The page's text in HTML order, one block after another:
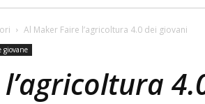
Al Maker Faire l’agricoltura 4.0 dei giovani
giovane